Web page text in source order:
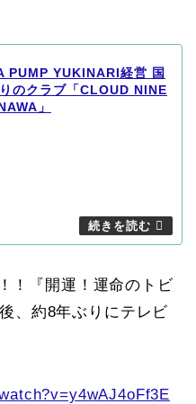
PUMP YUKINARI経営 国
のクラブ「CLOUD NINE
」
！『開運！運命のトビ
、約8年ぶりにテレビ